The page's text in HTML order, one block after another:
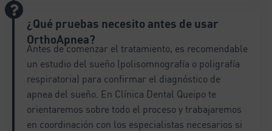
¿Qué pruebas necesito antes de usar
OrthoApnea?
Antes de comenzar el tratamiento, es recomendable
un estudio del sueño (polisomnografía o poligrafía
respiratoria) para confirmar el diagnóstico de
apnea del sueño. En Clínica Dental Queipo te
orientaremos sobre todo el proceso y trabajaremos
en coordinación con los especialistas necesarios si